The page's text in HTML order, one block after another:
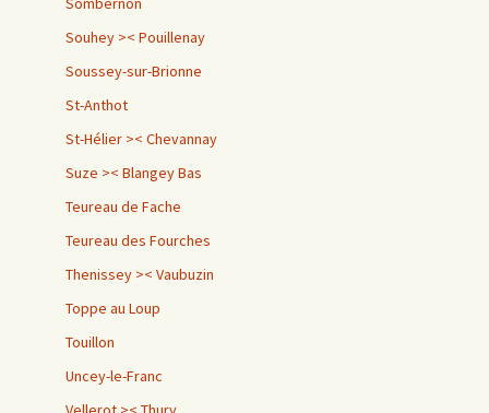
Souhey >< Pouillenay
Soussey-sur-Brionne
St-Anthot
St-Hélier >< Chevannay
Suze >< Blangey Bas
Teureau de Fache
Teureau des Fourches
Thenissey >< Vaubuzin
Toppe au Loup
Touillon
Uncey-le-Franc